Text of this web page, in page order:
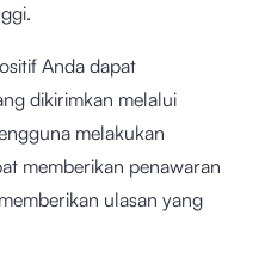
Anda dapat
dikirimkan melalui
melakukan
memberikan penawaran
ulasan yang